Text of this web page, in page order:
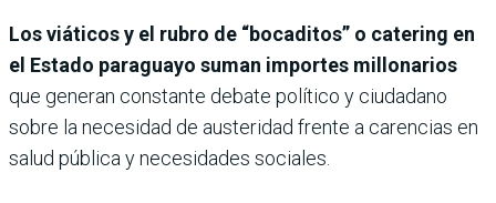
Los viáticos y el rubro de “bocaditos” o catering en
el Estado paraguayo suman importes millonarios
que generan constante debate político y ciudadano
sobre la necesidad de austeridad frente a carencias en
salud pública y necesidades sociales.